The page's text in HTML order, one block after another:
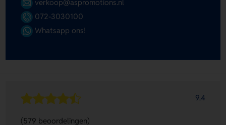
verkoop@aspromotions.nl
072-3030100
Whatsapp ons!
9.4
(579 beoordelingen)